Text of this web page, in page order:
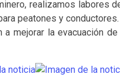
realizamos labores
peatones y conductores.
mejorar la evacuación